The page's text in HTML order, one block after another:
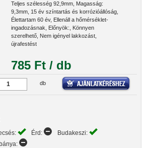
Teljes szélesség 92,9mm, Magasság:
9,3mm, 15 év színtartás és korrózióállóság,
Élettartam 60 év, Ellenáll a hőmérséklet-
ingadozásnak, Előnyök:, Könnyen
szerelhető, Nem igényel lakkozást,
újrafestést
785 Ft / db
db
Érd:
Budakeszi: